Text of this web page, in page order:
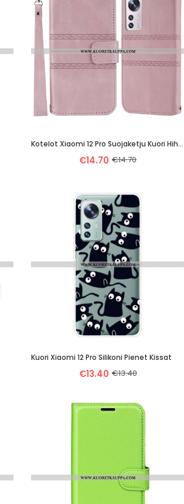
Kotelot Xiaomi 12 Pro Suojaketju Kuori Hihnallinen Kuvio
€14.70 €14.70
Kuori Xiaomi 12 Pro Silikoni Pienet Kissat
€13.40 €13.40